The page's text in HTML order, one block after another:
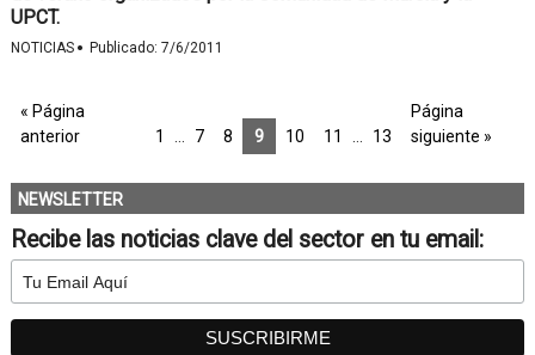
UPCT.
NOTICIAS · Publicado: 7/6/2011
« Página
anterior
1 7 8 9 10 11 13
Página
siguiente »
NEWSLETTER
Recibe las noticias clave del sector en tu email: